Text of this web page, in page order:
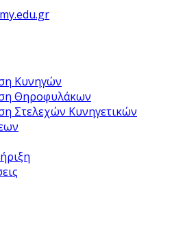
Κυνηγών
Θηροφυλάκων
Στελεχών Κυνηγετικών